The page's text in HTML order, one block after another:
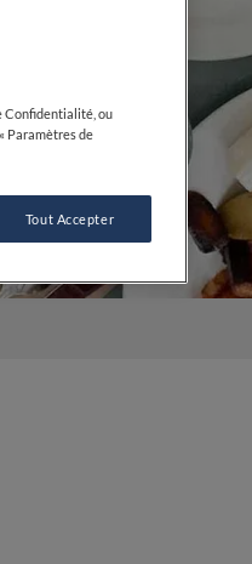
Confidentialité, ou
Paramètres de
Tout Accepter